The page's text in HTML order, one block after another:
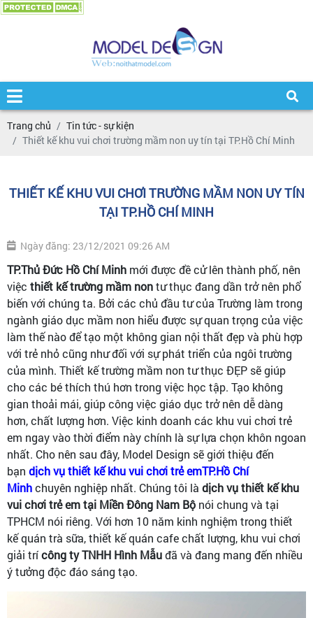
Trang chủ
Tin tức - sự kiện
Thiết kế khu vui chơi trường mầm non uy tín tại TP.Hồ Chí Minh
THIẾT KẾ KHU VUI CHƠI TRƯỜNG MẦM NON UY TÍN
TẠI TP.HỒ CHÍ MINH
Ngày đăng: 23/12/2021 09:26 AM
TP.Thủ Đức Hồ Chí Minh mới được đề cử lên thành phố, nên
việc thiết kế trường mầm nontư thục đang dần trở nên phổ
biến với chúng ta. Bởi các chủ đầu tư của Trường làm trong
ngành giáo dục mầm non hiểu được sự quan trọng của việc
làm thế nào để tạo một không gian nội thất đẹp và phù hợp
với trẻ nhỏ cũng như đối với sự phát triển của ngôi trường
của mình. Thiết kế trường mầm non tư thục ĐẸP sẽ giúp
cho các bé thích thú hơn trong việc học tập. Tạo không
gian thoải mái, giúp công việc giáo dục trở nên dễ dàng
hơn, chất lượng hơn. Việc kinh doanh các khu vui chơi trẻ
em ngay vào thời điểm này chính là sự lựa chọn khôn ngoan
nhất. Cho nên sau đây, Model Design sẽ giới thiệu đến
bạn dịch vụ thiết kế khu vui chơi trẻ emTP.Hồ Chí
Minhchuyên nghiệp nhất. Chúng tôi là dịch vụ thiết kế khu
vui chơi trẻ em tại Miền Đông Nam Bộ nói chung và tại
TPHCM nói riêng. Với hơn 10 năm kinh nghiệm trong thiết
kế quán trà sữa, thiết kế quán cafe chất lượng, khu vui chơi
giải trícông ty TNHH Hình Mẫuđã và đang mang đến nhiều
ý tưởng độc đáo sáng tạo.